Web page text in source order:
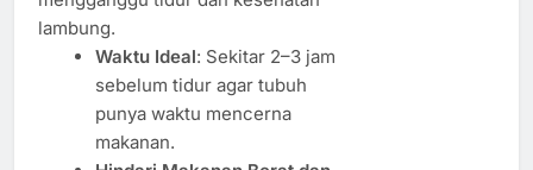
lambung.
Waktu Ideal: Sekitar 2–3 jam
sebelum tidur agar tubuh
punya waktu mencerna
makanan.